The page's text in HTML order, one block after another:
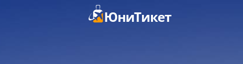
ЮниТикет